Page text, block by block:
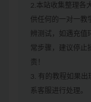
2.本站收集整理各
供任何的一对一教
辨测试，如遇充值
常步骤，建议停止
责！
3. 有的教程如果出
系客服进行处理。